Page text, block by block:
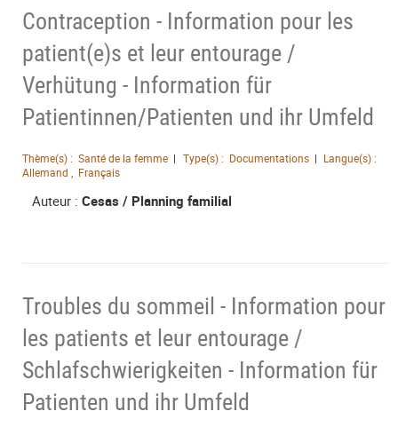
Contraception - Information pour les
patient(e)s et leur entourage /
Verhütung - Information für
Patientinnen/Patienten und ihr Umfeld
Thème(s) : Santé de la femme Type(s) : Documentations
Langue(s) :
Allemand , Français
Auteur : Cesas / Planning familial
Troubles du sommeil - Information pour
les patients et leur entourage /
Schlafschwierigkeiten - Information für
Patienten und ihr Umfeld